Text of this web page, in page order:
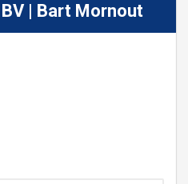
| Bart Mornout